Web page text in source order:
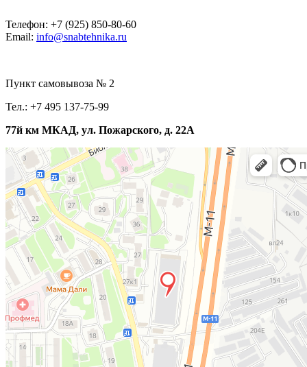
Телефон: +7 (925) 850-80-60
Email: info@snabtehnika.ru
Пункт самовывоза № 2
Тел.: +7 495 137-75-99
77й км МКАД, ул. Пожарского, д. 22А